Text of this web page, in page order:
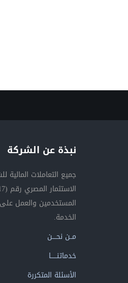
نبذة عن الشركة
جميع التعاملات
المستخدمين والعمل
الخدمة.
مــن نحــــن
خدماتنــــــا
الأسئلة المتكررة